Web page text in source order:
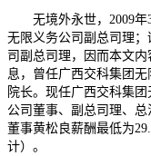
无境外永世，2009年3
无限义务公司副总司理
司副总司理，因而本文
息，曾任广西交科集团
院长。现任广西交科集
公司董事、副总司理、
董事黄松良薪酬最低为
计）。